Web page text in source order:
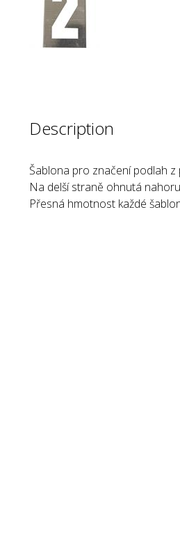
Description
Šablona pro značení podlah
Na delší straně ohnutá
Přesná hmotnost každé